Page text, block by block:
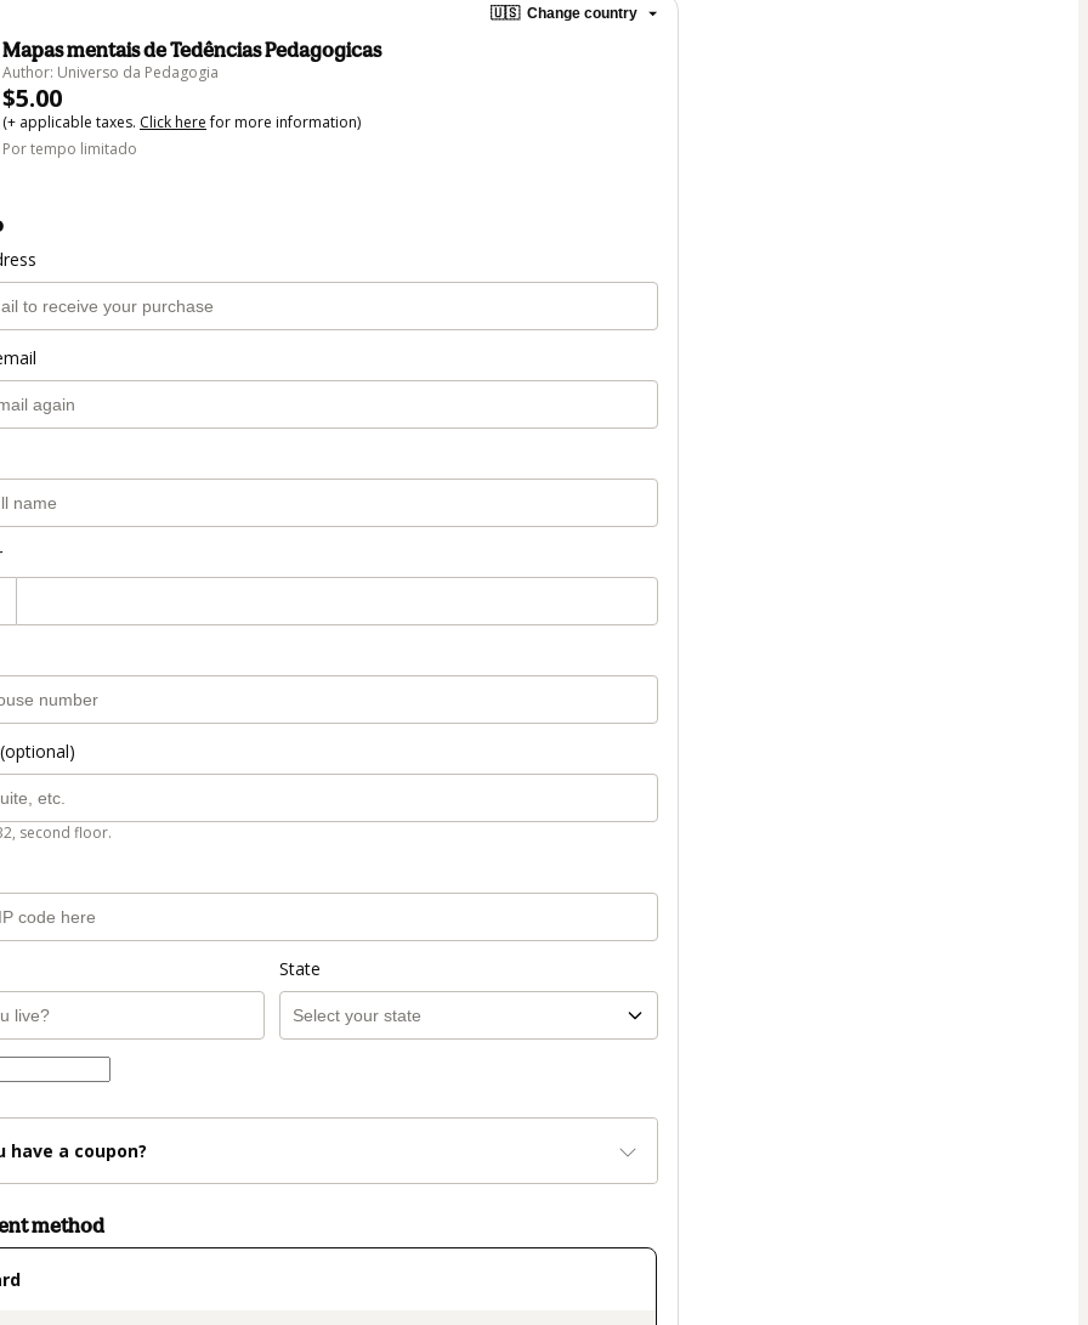
🇺🇸 Change country
Mapas mentais de Tedências Pedagogicas
Author: Universo da Pedagogia
$5.00
(+ applicable taxes. Click herefor more information)
Por tempo limitado
second floor.
State
have a coupon?
method